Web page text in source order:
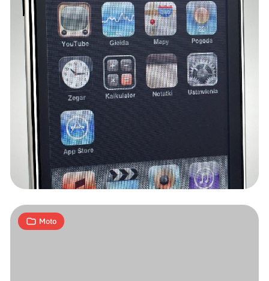
Moto
Chińskie
podróbki
znanych
urządzeń
A 08.10.2008 |
12
min